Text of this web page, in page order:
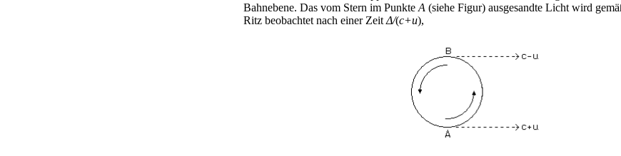
Bahnebene. Das vom Stern im Punkte A (siehe Figur) ausgesandte Licht wird
Ritz beobachtet nach einer Zeit Δ/(c+u),